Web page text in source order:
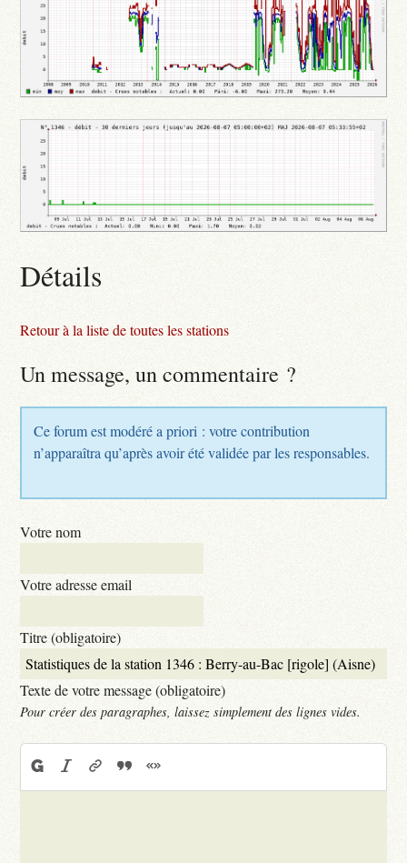
Détails
Retour à la liste de toutes les stations
Un message, un commentaire ?
Ce forum est modéré a priori : votre contribution
n’apparaîtra qu’après avoir été validée par les responsables.
Votre nom
Votre adresse email
Titre (obligatoire)
Texte de votre message (obligatoire)
Pour créer des paragraphes, laissez simplement des lignes vides.